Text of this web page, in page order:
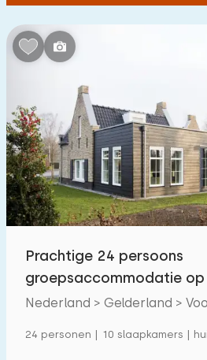
Tot openbaar vervoer
Accommodatie
Niet op vakantiepark
Op vakantiepark
Vrijstaande woning
Vakantieboerderij
Villa
Prachtige 24 persoons
groepsaccommodatie op
Nederland > Gelderland >
24 personen | 10 slaapkamers |